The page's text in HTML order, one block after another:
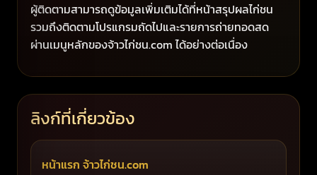
ผู้ติดตามสามารถดูข้อมูลเพิ่มเติมได้ที่หน้าสรุปผลไก่ชน
รวมถึงติดตามโปรแกรมถัดไปและรายการถ่ายทอดสด
ผ่านเมนูหลักของจ้าวไก่ชน.com ได้อย่างต่อเนื่อง
ลิงก์ที่เกี่ยวข้อง
หน้าแรก จ้าวไก่ชน.com